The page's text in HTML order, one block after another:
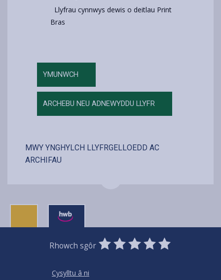
Llyfrau cynnwys dewis o deitlau Print
Bras
YMUNWCH
ARCHEBU NEU ADNEWYDDU LLYFR
MWY YNGHYLCH LLYFRGELLOEDD AC
ARCHIFAU
Rhowch sgôr
0
Stars
1
Star
2
Stars
3
Stars
4
Stars
5
Stars
Cysylltu â ni